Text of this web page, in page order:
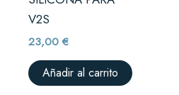
V2S
23,00€
Añadir al carrito